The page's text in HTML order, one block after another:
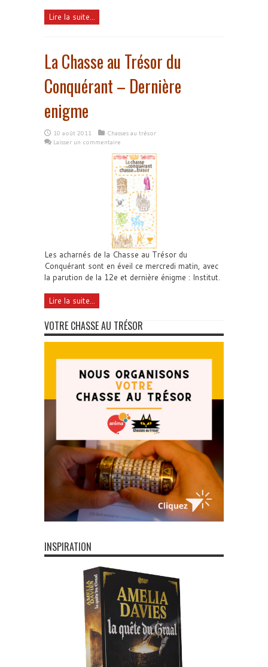
Lire la suite...
La Chasse au Trésor du
Conquérant – Dernière
enigme
10 août 2011
Chasses au trésor
Laisser un commentaire
Les acharnés de la Chasse au Trésor du
Conquérant sont en éveil ce mercredi matin, avec
la parution de la 12e et dernière énigme : Institut.
Lire la suite...
VOTRE CHASSE AU TRÉSOR
INSPIRATION